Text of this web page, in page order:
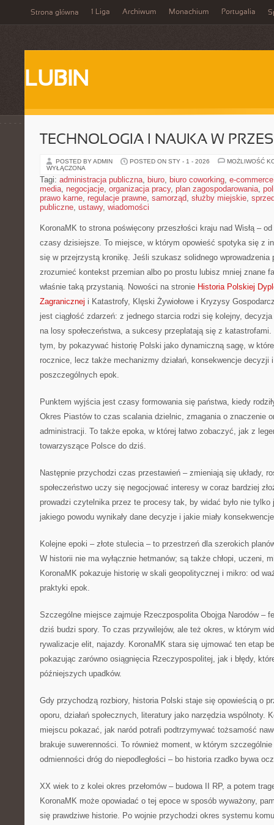
Strona główna 1 Liga Archiwum Monachium Portugalia
LUBIN
TECHNOLOGIA I NAUKA W
POSTED BY ADMIN POSTED ON STY - 1 - 2026
MOŻLIWOŚĆ
WYŁĄCZONA
Tagi: administracja publiczna, biuro, biuro coworking, e-commerce
media, negocjacje, organizacja pracy, plan zagospodarowania,
prawo karne, regulacje prawne, samorząd, służby miejskie,
publiczne, ustawy, wiadomości
KoronaMK to strona poświęcony przeszłości kraju nad Wisłą –
czasy dzisiejsze. To miejsce, w którym opowieść spotyka się z
się w przejrzystą kronikę. Jeśli szukasz solidnego wprowadzenia
zrozumieć kontekst przemian albo po prostu lubisz mniej znane
właśnie taką przystanią. Nowości na stronie Historia Polskiej
Zagranicznej i Katastrofy, Klęski Żywiołowe i Kryzysy
jest ciągłość zdarzeń: z jednego starcia rodzi się kolejny, decyzja
na losy społeczeństwa, a sukcesy przeplatają się z
tym, by pokazywać historię Polski jako dynamiczną sagę, w
rocznice, lecz także mechanizmy działań, konsekwencje decyzji
poszczególnych epok.
Punktem wyjścia jest czasy formowania się państwa, kiedy
Okres Piastów to czas scalania dzielnic, zmagania o znaczenie
administracji. To także epoka, w której łatwo zobaczyć, jak z
towarzyszące Polsce do dziś.
Następnie przychodzi czas przestawień – zmieniają się układy,
społeczeństwo uczy się negocjować interesy w coraz bardziej
prowadzi czytelnika przez te procesy tak, by widać było nie tylko
jakiego powodu wynikały dane decyzje i jakie miały
Kolejne epoki – złote stulecia – to przestrzeń dla szerokich
W historii nie ma wyłącznie hetmanów; są także chłopi, uczeni,
KoronaMK pokazuje historię w skali geopolitycznej i mikro: od
praktyki epok.
Szczególne miejsce zajmuje Rzeczpospolita Obojga Narodów –
dziś budzi spory. To czas przywilejów, ale też okres, w którym
rywalizacje elit, najazdy. KoronaMK stara się ujmować ten etap
pokazując zarówno osiągnięcia Rzeczypospolitej, jak i błędy,
późniejszych upadków.
Gdy przychodzą rozbiory, historia Polski staje się opowieścią o
oporu, działań społecznych, literatury jako narzędzia wspólnoty.
miejscu pokazać, jak naród potrafi podtrzymywać tożsamość
brakuje suwerenności. To również moment, w którym
odmienności dróg do niepodległości – bo historia rzadko bywa
XX wiek to z kolei okres przełomów – budowa II RP, a potem
KoronaMK może opowiadać o tej epoce w sposób wyważony,
się prawdziwe historie. Po wojnie przychodzi okres systemu